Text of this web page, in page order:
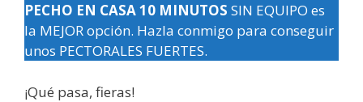
PECHO EN CASA 10 MINUTOS SIN EQUIPO es
la MEJOR opción. Hazla conmigo para conseguir
unos PECTORALES FUERTES.
¡Qué pasa, fieras!